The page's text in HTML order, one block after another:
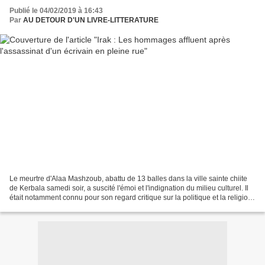
Publié le 04/02/2019 à 16:43
Par AU DETOUR D'UN LIVRE-LITTERATURE
Le meurtre d'Alaa Mashzoub, abattu de 13 balles dans la ville sainte chiite
de Kerbala samedi soir, a suscité l'émoi et l'indignation du milieu culturel. Il
était notamment connu pour son regard critique sur la politique et la religion